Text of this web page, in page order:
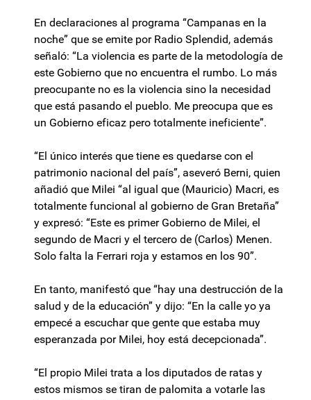
En declaraciones al programa “Campanas en la
noche” que se emite por Radio Splendid, además
señaló: “La violencia es parte de la metodología de
este Gobierno que no encuentra el rumbo. Lo más
preocupante no es la violencia sino la necesidad
que está pasando el pueblo. Me preocupa que es
un Gobierno eficaz pero totalmente ineficiente”.
“El único interés que tiene es quedarse con el
patrimonio nacional del país”, aseveró Berni, quien
añadió que Milei “al igual que (Mauricio) Macri, es
totalmente funcional al gobierno de Gran Bretaña”
y expresó: “Este es primer Gobierno de Milei, el
segundo de Macri y el tercero de (Carlos) Menen.
Solo falta la Ferrari roja y estamos en los 90”.
En tanto, manifestó que “hay una destrucción de la
salud y de la educación” y dijo: “En la calle yo ya
empecé a escuchar que gente que estaba muy
esperanzada por Milei, hoy está decepcionada”.
“El propio Milei trata a los diputados de ratas y
estos mismos se tiran de palomita a votarle las